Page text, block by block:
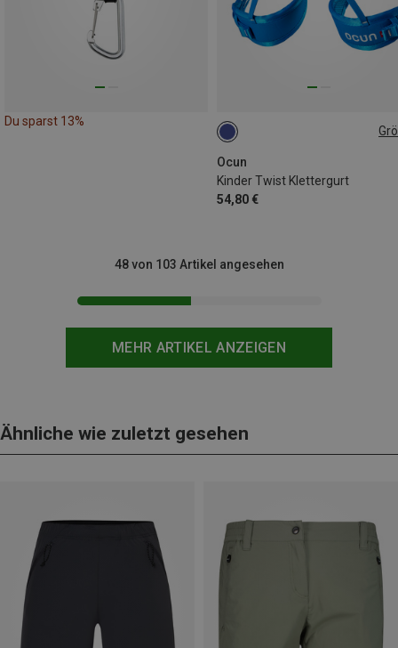
Du sparst 13%
Ocun
Kinder Twist Klettergurt
54,80 €
48-68CM
MEHR ARTIKEL ANZEIGEN
48 von 103 Artikel angesehen
Ähnliche wie zuletzt gesehen